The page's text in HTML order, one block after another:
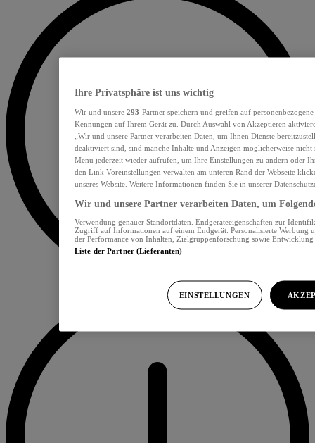
Ihre Privatsphäre ist uns wichtig
Wir und unsere 293-Partner speichern und greifen auf
Kennungen auf Ihrem Gerät zu. Durch Auswahl von Akzeptieren
„Wir und unsere Partner verarbeiten Daten, um Ihnen Dienste
deaktiviert sind, sind manche Inhalte und Anzeigen möglicherweise nicht
Menü jederzeit wieder aufrufen, um Ihre Einstellungen zu ändern oder
den Link Voreinstellungen verwalten am unteren Rand der Webseite
unseres Website. Weitere Informationen finden Sie in unserer
Wir und unsere Partner verarbeiten Daten, um
Verwendung genauer Standortdaten. Endgeräteeigenschaften zur
Zugriff auf Informationen auf einem Endgerät. Personalisierte Werbung
der Performance von Inhalten, Zielgruppenforschung sowie
Liste der Partner (Lieferanten)
EINSTELLUNGEN